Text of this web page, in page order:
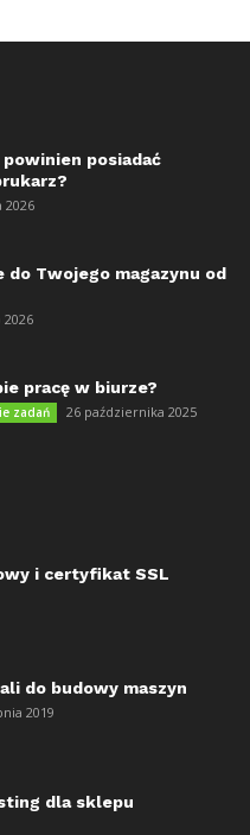
posiadać
2026
do Twojego magazynu od
pracę w biurze?
zadań 26 października 2025
i certyfikat SSL
do budowy maszyn
2019
dla sklepu